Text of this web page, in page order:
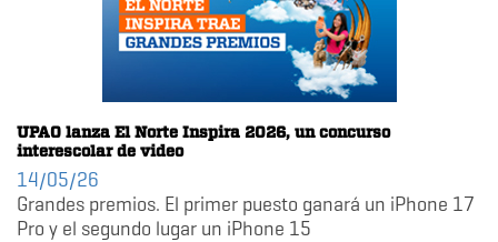
UPAO lanza El Norte Inspira 2026, un concurso
interescolar de video
14/05/26
Grandes premios. El primer puesto ganará un iPhone 17
Pro y el segundo lugar un iPhone 15